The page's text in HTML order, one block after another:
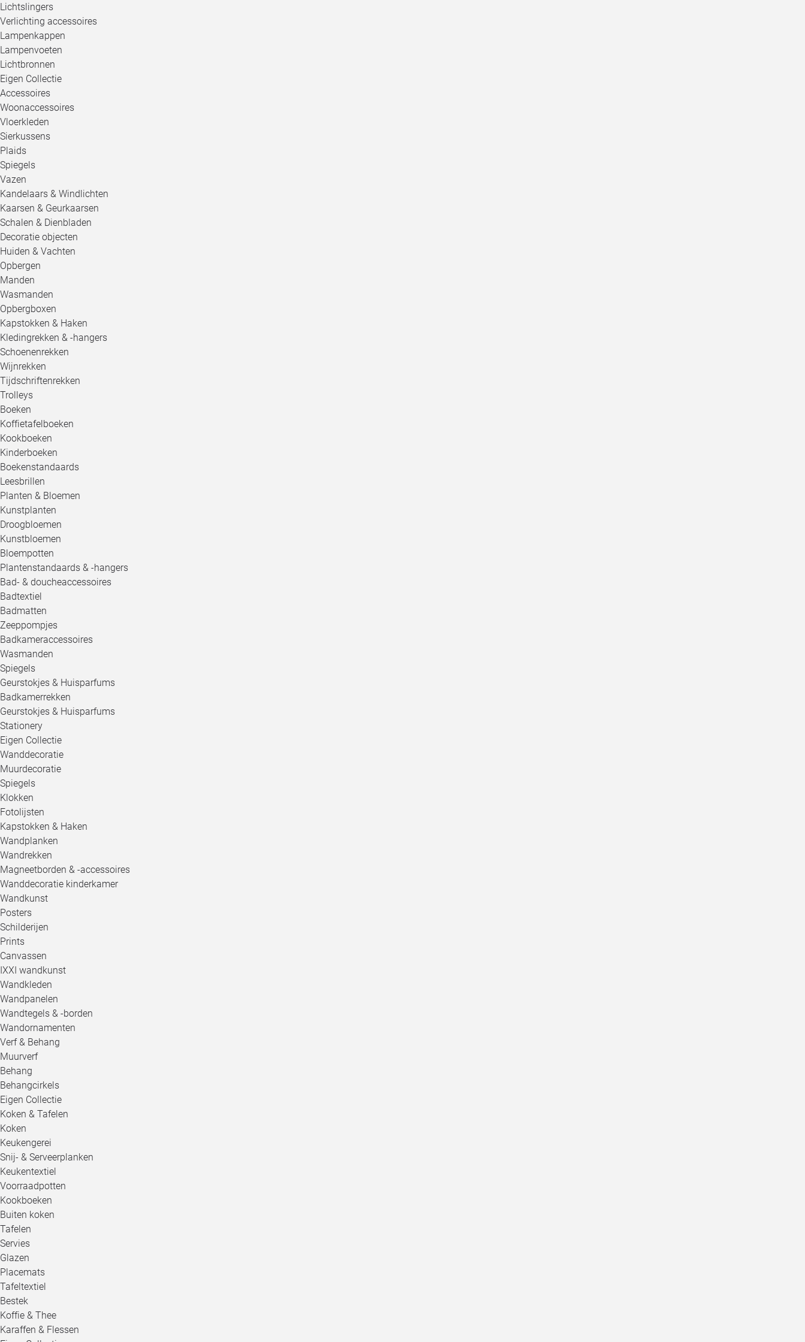
Lichtslingers
Verlichting accessoires
Lampenkappen
Lampenvoeten
Lichtbronnen
Eigen Collectie
Accessoires
Woonaccessoires
Vloerkleden
Sierkussens
Plaids
Spiegels
Vazen
Kandelaars & Windlichten
Kaarsen & Geurkaarsen
Schalen & Dienbladen
Decoratie objecten
Huiden & Vachten
Opbergen
Manden
Wasmanden
Opbergboxen
Kapstokken & Haken
Kledingrekken & -hangers
Schoenenrekken
Wijnrekken
Tijdschriftenrekken
Trolleys
Boeken
Koffietafelboeken
Kookboeken
Kinderboeken
Boekenstandaards
Leesbrillen
Planten & Bloemen
Kunstplanten
Droogbloemen
Kunstbloemen
Bloempotten
Plantenstandaards & -hangers
Bad- & doucheaccessoires
Badtextiel
Badmatten
Zeeppompjes
Badkameraccessoires
Wasmanden
Spiegels
Geurstokjes & Huisparfums
Badkamerrekken
Geurstokjes & Huisparfums
Stationery
Eigen Collectie
Wanddecoratie
Muurdecoratie
Spiegels
Klokken
Fotolijsten
Kapstokken & Haken
Wandplanken
Wandrekken
Magneetborden & -accessoires
Wanddecoratie kinderkamer
Wandkunst
Posters
Schilderijen
Prints
Canvassen
IXXI wandkunst
Wandkleden
Wandpanelen
Wandtegels & -borden
Wandornamenten
Verf & Behang
Muurverf
Behang
Behangcirkels
Eigen Collectie
Koken & Tafelen
Koken
Keukengerei
Snij- & Serveerplanken
Keukentextiel
Voorraadpotten
Kookboeken
Buiten koken
Tafelen
Servies
Glazen
Placemats
Tafeltextiel
Bestek
Koffie & Thee
Karaffen & Flessen